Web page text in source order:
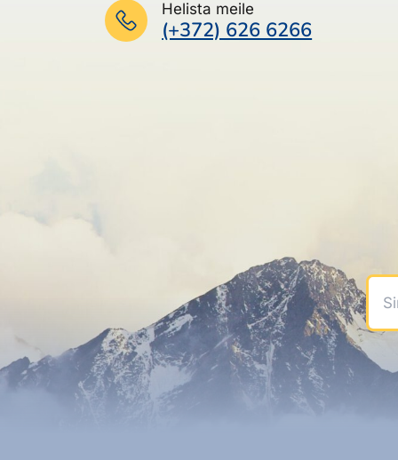
Helista meile
(+372) 626 6266